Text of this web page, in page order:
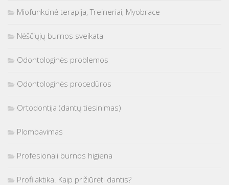
Miofunkcinė terapija, Treineriai, Myobrace
Nėščiųjų burnos sveikata
Odontologinės problemos
Odontologinės procedūros
Ortodontija (dantų tiesinimas)
Plombavimas
Profesionali burnos higiena
Profilaktika. Kaip prižiūrėti dantis?